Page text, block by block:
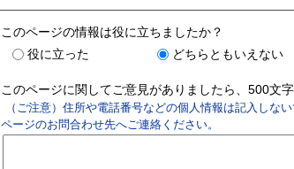
このページの情報は役に立ちましたか？
役に立った
どちらともいえない
このページに関してご意見がありましたら、500文
（ご注意）住所や電話番号などの個人情報は記入しな
ページのお問合わせ先へご連絡ください。